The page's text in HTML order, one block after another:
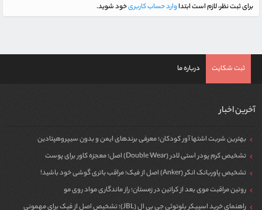
برای ثبت نظر، لازم است ابتداوارد حساب کاربریخود شوید.
ثبت شکایت درباره ما
آخرین اخبار
بهترین شربت اشتها آور کودکان؛ معرفی برندهای ایمن و بدون سیپروهپتادین
تشخیص کرم پودر استی لادر (Double Wear) اصل؛ معجزه کاور برای پوست
تشخیص پاوربانک انکر (Anker) اصل از فیک؛ مراقب باتری گوشی خود باشید!
روتین مراقبت موی بعد از کراتین در زمستان؛ راز ماندگاری مواد روی مو
راهنمای خرید اسپیکر بلوتوثی جی بی ال (JBL)؛ تشخیص اصل از فیک برای مهمونی